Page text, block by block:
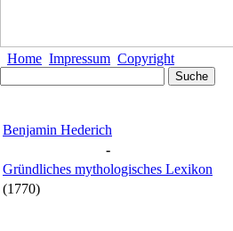
Home Impressum Copyright
Benjamin Hederich
-
Gründliches mythologisches Lexikon
(1770)